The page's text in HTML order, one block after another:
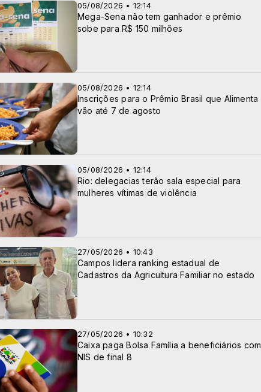
05/08/2026 • 12:14
Mega-Sena não tem ganhador e prêmio
sobe para R$ 150 milhões
05/08/2026 • 12:14
Inscrições para o Prêmio Brasil que Alimenta
vão até 7 de agosto
05/08/2026 • 12:14
Rio: delegacias terão sala especial para
mulheres vítimas de violência
27/05/2026 • 10:43
Campos lidera ranking estadual de
Cadastros da Agricultura Familiar no estado
27/05/2026 • 10:32
Caixa paga Bolsa Família a beneficiários com
NIS de final 8